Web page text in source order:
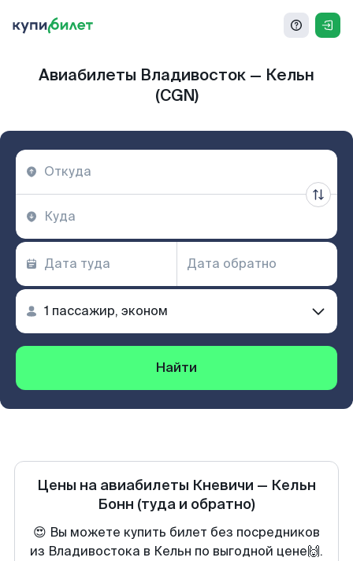
Авиабилеты Владивосток — Кельн
(CGN)
Найти
Цены на авиабилеты Кневичи — Кельн
Бонн (туда и обратно)
😍 Вы можете купить билет без посредников
из Владивостока в Кельн по выгодной цене🙌.